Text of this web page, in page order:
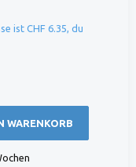
ist CHF 6.35, du
WARENKORB